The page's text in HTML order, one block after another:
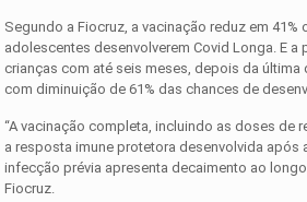
Segundo a Fiocruz, a vacinação reduz em 41%
adolescentes desenvolverem Covid Longa. E a
crianças com até seis meses, depois da última
com diminuição de 61% das chances de
“A vacinação completa, incluindo as doses de
a resposta imune protetora desenvolvida após
infecção prévia apresenta decaimento ao
Fiocruz.